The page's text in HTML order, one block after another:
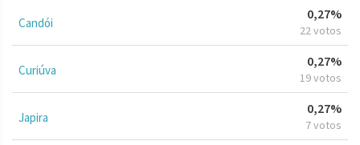
Candói
0,27%
22 votos
Curiúva
0,27%
19 votos
Japira
0,27%
7 votos